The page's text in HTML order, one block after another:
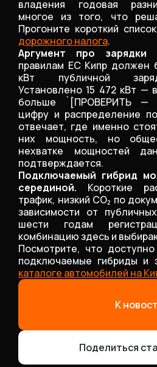
владения годовая
многое из того, что
Прогоните короткий
дорожного налога.
Аргумент про зарядки
правилам ЕС Кипр должен
кВт публичной
Установлено 15 472 кВт —
больше `[ПРОВЕРИТЬ —
цифру и распределение
отвечает, где именно
них мощность, но
нехватке мощностей
подтверждается.
Подключаемый гибрид
серединой. Короткие
трафик, низкий CO₂ по
зависимости от
шести годам
комбинацию здесь и
Посмотрите, что
подключаемые гибриды и
каталоге автомобилей на
К
Поделиться